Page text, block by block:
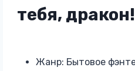
тебя, дракон!
Жанр: Бытовое